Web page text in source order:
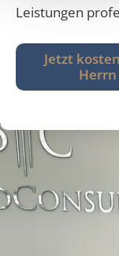
Leistungen
Jetzt